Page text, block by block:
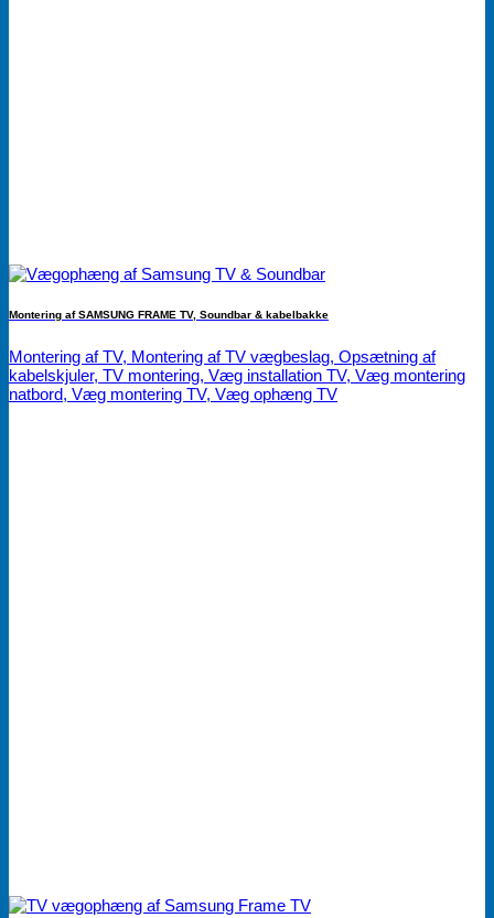
Montering af SAMSUNG FRAME TV, Soundbar & kabelbakke
Montering af TV, Montering af TV vægbeslag, Opsætning af
kabelskjuler, TV montering, Væg installation TV, Væg montering
natbord, Væg montering TV, Væg ophæng TV